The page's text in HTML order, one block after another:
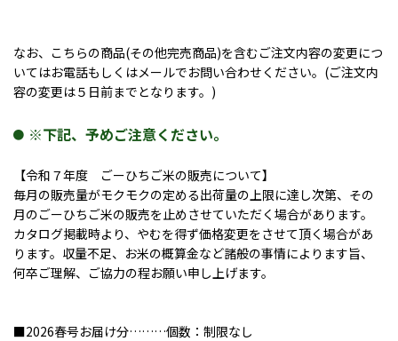
なお、こちらの商品(その他完売商品)を含むご注文内容の変更につ
いてはお電話もしくはメールでお問い合わせください。(ご注文内
容の変更は５日前までとなります。)
※下記、予めご注意ください。
【令和７年度 ごーひちご米の販売について】
毎月の販売量がモクモクの定める出荷量の上限に達し次第、その
月のごーひちご米の販売を止めさせていただく場合があります。
カタログ掲載時より、やむを得ず価格変更をさせて頂く場合があ
ります。収量不足、お米の概算金など諸般の事情によります旨、
何卒ご理解、ご協力の程お願い申し上げます。
■2026春号お届け分………個数：制限なし